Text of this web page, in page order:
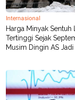
Internasional
Harga Minyak Sentuh
Tertinggi Sejak
Musim Dingin AS